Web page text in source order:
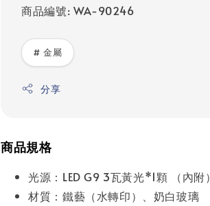
商品編號: WA-90246
# 金屬
分享
商品規格
光源：LED G9 3瓦黃光*1顆 （內附）
材質：鐵藝（水轉印）、奶白玻璃